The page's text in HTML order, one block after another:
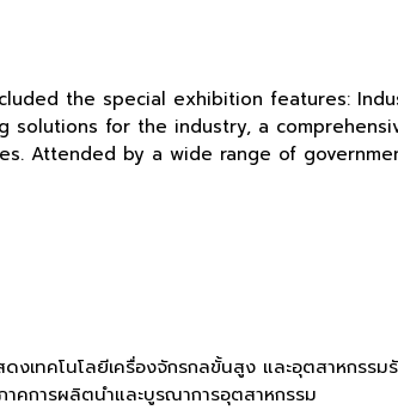
the special exhibition features:
solutions for the industry, a
Attended by a wide range of
งเทคโนโลยีเครื่องจักรกลขั้นสูง และอุตสาหกรร
าคการผลิตนำและบูรณาการอุตสาหกรรม